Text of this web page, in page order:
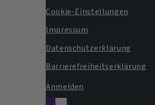
Cookie-Einstellungen
Impressum
Datenschutzerklärung
Barrierefreiheitserklärung
Anmelden